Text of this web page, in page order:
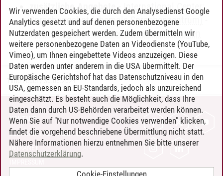
zusätzliche Angebote- International Center:
Sprachangebot (ehemals Sprachenzentrum)
Sprachangebot und Sonderveranstaltungen
Timo Leder/30.06.2024
KONTAKT
LEUPHANA ALS ARBEITGEBER
INTRANET
Wir verwenden Cookies, die durch den Analysedienst Google
Analytics gesetzt und auf denen personenbezogene
Nutzerdaten gespeichert werden. Zudem übermitteln wir
weitere personenbezogene Daten an Videodienste (YouTube,
Vimeo), um Ihnen eingebettete Videos anzuzeigen. Diese
Daten werden unter anderem in die USA übermittelt. Der
Europäische Gerichtshof hat das Datenschutzniveau in den
USA, gemessen an EU-Standards, jedoch als unzureichend
eingeschätzt. Es besteht auch die Möglichkeit, dass Ihre
Daten dann durch US-Behörden verarbeitet werden können.
Wenn Sie auf "Nur notwendige Cookies verwenden" klicken,
findet die vorgehend beschriebene Übermittlung nicht statt.
Nähere Informationen hierzu entnehmen Sie bitte unserer
Datenschutzerklärung.
Cookie-Einstellungen